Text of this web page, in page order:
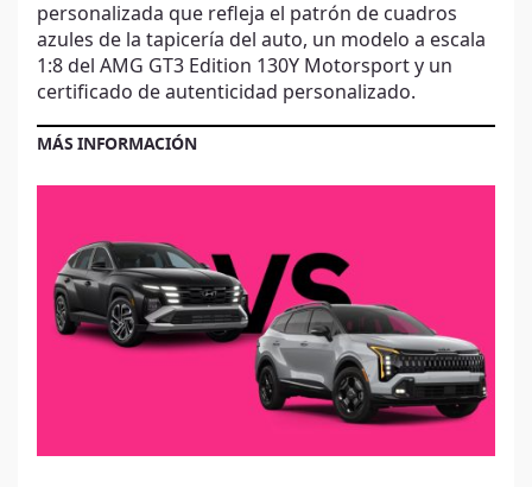
personalizada que refleja el patrón de cuadros
azules de la tapicería del auto, un modelo a escala
1:8 del AMG GT3 Edition 130Y Motorsport y un
certificado de autenticidad personalizado.
MÁS INFORMACIÓN